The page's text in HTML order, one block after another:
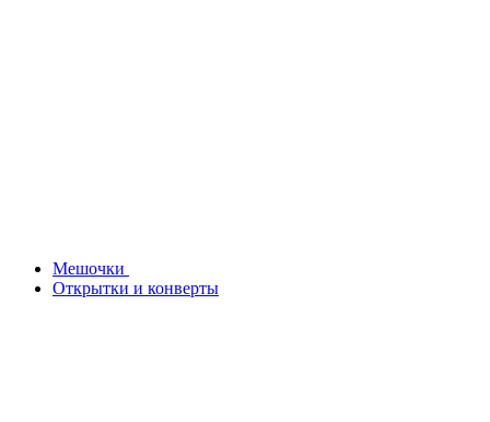
Мешочки
Открытки и конверты